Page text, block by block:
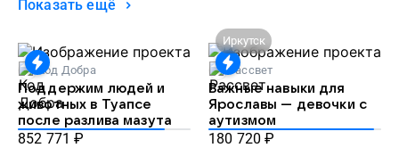
Показать ещё
Код Добра
Поддержим людей и
животных в Туапсе
после разлива мазута
852 771 ₽
Иркутск
Рассвет
Важные навыки для
Ярославы — девочки с
аутизмом
180 720 ₽